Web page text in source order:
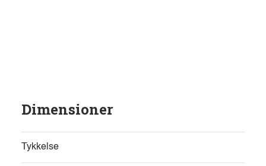
Dimensioner
Tykkelse